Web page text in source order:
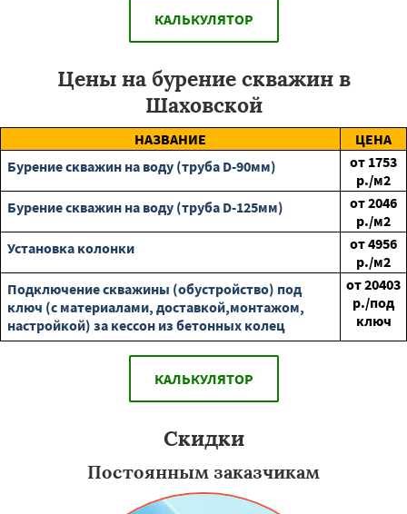
КАЛЬКУЛЯТОР
Цены на бурение скважин в
Шаховской
НАЗВАНИЕ
ЦЕНА
Бурение скважин на воду (труба D-90мм)
от 1753
р./м2
Бурение скважин на воду (труба D-125мм)
от2046
р./м2
Установка колонки
от4956
р./м2
Подключение скважины (обустройство) под
ключ (с материалами, доставкой,монтажом,
настройкой) за кессон из бетонных колец
от20403
р./под
ключ
КАЛЬКУЛЯТОР
Скидки
Постоянным заказчикам